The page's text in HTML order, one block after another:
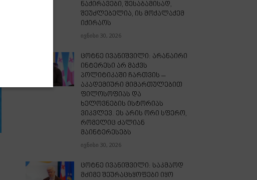
ნაქირავები, შესაბამისად,
შეუძლებელია, ის მოქალაქემ
იქირაოს
ივნისი 30, 2026
ცოტნე ივანიშვილი: არანაირი
ინტერესი არ მაქვს
პოლიტიკაში ჩართვის –
აკადემიური მიმართულებით
ფილოსოფიას და
ხელოვნების ისტორიას
ვიკვლევ. ეს არის ორი სფერო,
რომელიც ძალიან
მაინტერესებს
ივნისი 30, 2026
ცოტნე ივანიშვილი: საკმაოდ
მძიმე შეურაცხყოფები იყო